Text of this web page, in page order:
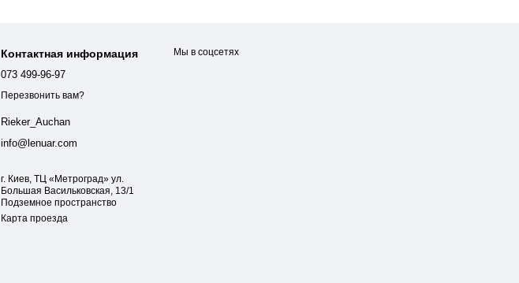
Контактная информация
073 499-96-97
Перезвонить вам?
Rieker_Auchan
info@lenuar.com
г. Киев, ТЦ «Метроград» ул.
Большая Васильковская, 13/1
Подземное пространство
Карта проезда
Мы в соцсетях